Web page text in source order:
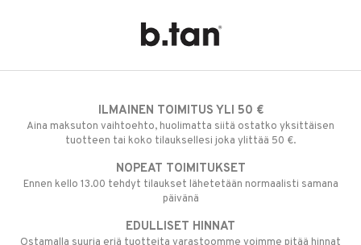
ILMAINEN TOIMITUS YLI 50 €
Aina maksuton vaihtoehto, huolimatta siitä ostatko yksittäisen
tuotteen tai koko tilauksellesi joka ylittää 50 €.
NOPEAT TOIMITUKSET
Ennen kello 13.00 tehdyt tilaukset lähetetään normaalisti samana
päivänä
EDULLISET HINNAT